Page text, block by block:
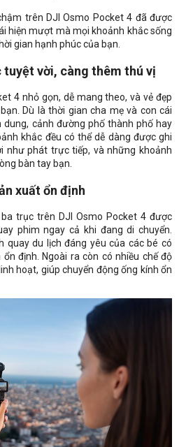
trên DJI Osmo Pocket 4 đã được
hiện mượt mà mọi khoảnh khắc sống
gian hạnh phúc của bạn.
tuyệt vời, càng thêm thú vị
4 nhỏ gọn, dễ mang theo, và vẻ đẹp
Dù là thời gian cha mẹ và con cái
dung, cảnh đường phố thành phố hay
khắc đều có thể dễ dàng được ghi
như phát trực tiếp, và những khoảnh
bàn tay bạn.
xuất ổn định
trục trên DJI Osmo Pocket 4 được
phim ngay cả khi đang di chuyển.
quay du lịch đáng yêu của các bé có
định. Ngoài ra còn có nhiều chế độ
hoạt, giúp chuyển động ống kính ổn